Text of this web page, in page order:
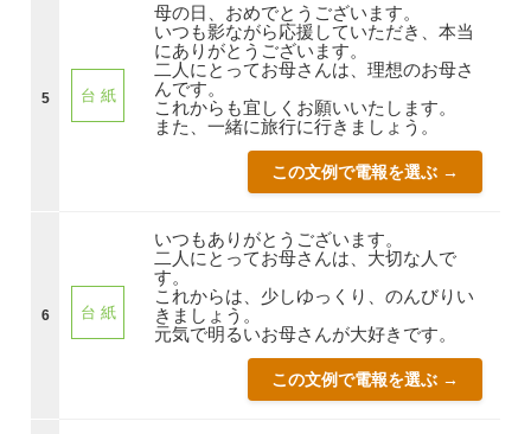
5 台 紙
母の日、おめでとうございます。
いつも影ながら応援していただき、本当
にありがとうございます。
二人にとってお母さんは、理想のお母さ
んです。
これからも宜しくお願いいたします。
また、一緒に旅行に行きましょう。
この文例で電報を選ぶ →
6 台 紙
いつもありがとうございます。
二人にとってお母さんは、大切な人で
す。
これからは、少しゆっくり、のんびりい
きましょう。
元気で明るいお母さんが大好きです。
この文例で電報を選ぶ →